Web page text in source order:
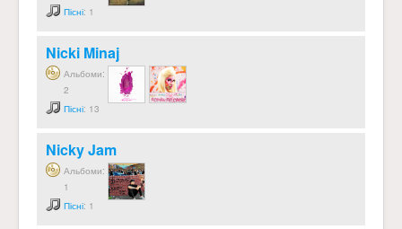
Пісні: 1
Nicki Minaj
Альбоми:
2
Пісні: 13
Nicky Jam
Альбоми:
1
Пісні: 1